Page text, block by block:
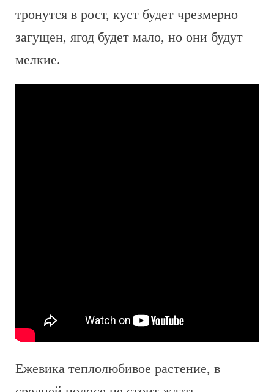
тронутся в рост, куст будет чрезмерно
загущен, ягод будет мало, но они будут
мелкие.
Ежевика теплолюбивое растение, в